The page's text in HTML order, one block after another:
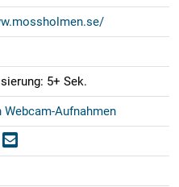
5+ Sek.
Webcam-Aufnahmen